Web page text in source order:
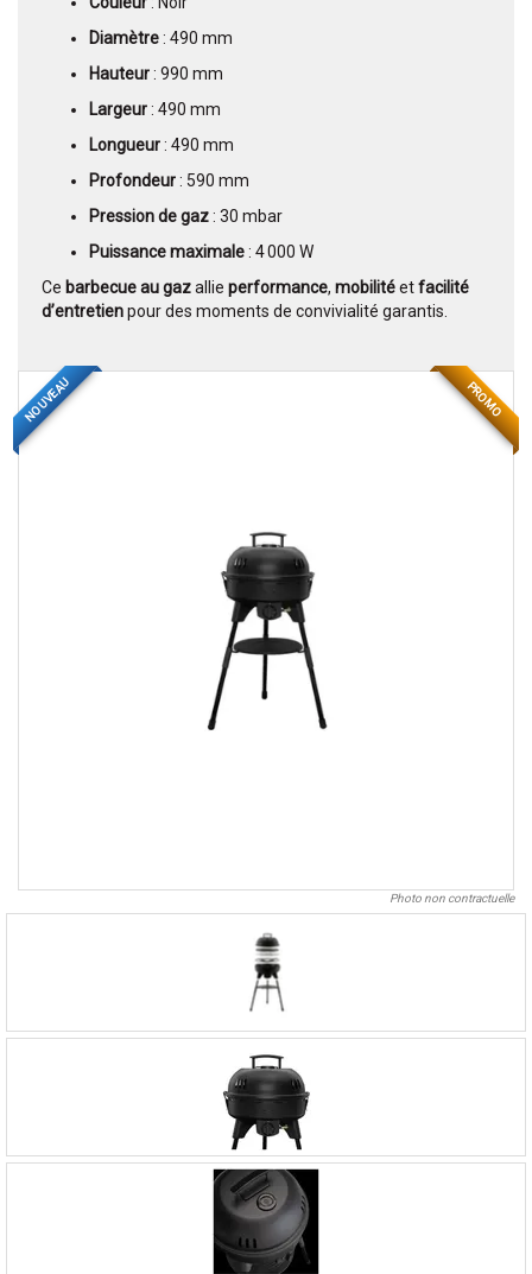
Diamètre: 490 mm
Hauteur: 990 mm
Largeur: 490 mm
Longueur: 490 mm
Profondeur: 590 mm
Pression de gaz: 30 mbar
Puissance maximale: 4 000 W
Ce barbecue au gazallie performance, mobilitéetfacilité
d’entretienpour des moments de convivialité garantis.
PROMO
NOUVEAU
Photo non contractuelle